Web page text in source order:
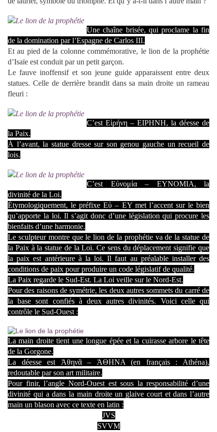
Une chaîne brisée, qui proclame la fin
de la domination par l’Espagne de Carlos III.
Et au pied de la colonne commémorative, le lion de la prophétie
d’Isaïe est conduit par un petit garçon.
Le fauve inoffensif et son jeune guide apparaissent entre deux
statues. Celle de derrière brandit dans sa main droite un rameau
fleuri :
C’est Εἰρήνη – ΕΙΡΗΝΗ, la déesse de
la Paix.
À l’avant, la statue dresse sur son genou gauche un recueil de
lois.
C’est Εὐνομία – ΕΥΝΟΜΙΑ, la
divinité de la Loi.
Étymologiquement, le préfixe Εὐ – ΕΥ met l’accent sur le bien
qu’apporte la loi. Il s’agit donc d’une législation qui procure les
bienfaits d’une harmonie.
Le sculpteur montre que le lion de la prophétie va de la statue de
la Paix à la statue de la Loi. Ce sens du déplacement signifie que
la paix est antérieure à la loi. Il faut au préalable installer des
conditions de paix pour produire un code législatif de qualité.
La Paix regarde le Sud-Est. La Loi veille sur le Nord-Est.
Pour des raisons de symétrie, les deux autres sommets du carré de
la base sont confiés à deux autres divinités. Voici celle qui
contrôle le Sud-Ouest :
La main droite tient une longue épée et la cuirasse arbore le tête
de la Gorgone.
La déesse est Ἀθηνᾶ – ἈΘΗΝΑ (en français : Athéna),
redoutable par son art militaire.
Pour finir, l’angle Nord-Ouest est sous la responsabilité d’une
divinité qui a dans la main droite un glaive court et dans l’autre
main un blason avec ce texte en latin :
JVS
SVVM